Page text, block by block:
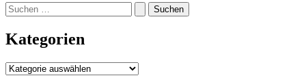
Suchen
nach:
Kategorien
Kategorien